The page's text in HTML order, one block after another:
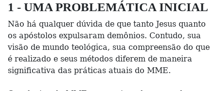
1 - UMA PROBLEMÁTICA INICIAL
Não há qualquer dúvida de que tanto Jesus quanto
os apóstolos expulsaram demônios. Contudo, sua
visão de mundo teológica, sua compreensão do que
é realizado e seus métodos diferem de maneira
significativa das práticas atuais do MME.